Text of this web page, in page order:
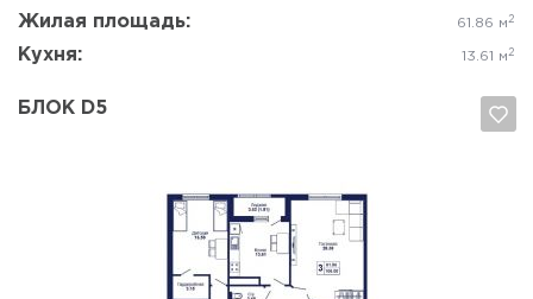
Жилая площадь: 61.86 м 2
Кухня: 13.61 м 2
БЛОК D5